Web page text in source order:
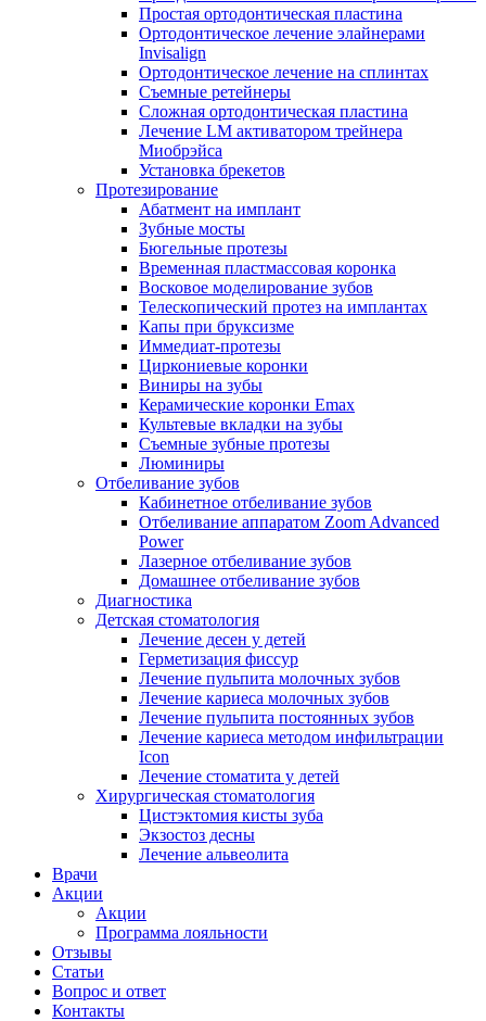
Простая ортодонтическая пластина
Ортодонтическое лечение элайнерами
Invisalign
Ортодонтическое лечение на сплинтах
Съемные ретейнеры
Сложная ортодонтическая пластина
Лечение LM активатором трейнера
Миобрэйса
Установка брекетов
Протезирование
Абатмент на имплант
Зубные мосты
Бюгельные протезы
Временная пластмассовая коронка
Восковое моделирование зубов
Телескопический протез на имплантах
Капы при бруксизме
Иммедиат-протезы
Циркониевые коронки
Виниры на зубы
Керамические коронки Emax
Культевые вкладки на зубы
Съемные зубные протезы
Люминиры
Отбеливание зубов
Кабинетное отбеливание зубов
Отбеливание аппаратом Zoom Advanced
Power
Лазерное отбеливание зубов
Домашнее отбеливание зубов
Диагностика
Детская стоматология
Лечение десен у детей
Герметизация фиссур
Лечение пульпита молочных зубов
Лечение кариеса молочных зубов
Лечение пульпита постоянных зубов
Лечение кариеса методом инфильтрации
Icon
Лечение стоматита у детей
Хирургическая стоматология
Цистэктомия кисты зуба
Экзостоз десны
Лечение альвеолита
Врачи
Акции
Акции
Программа лояльности
Отзывы
Статьи
Вопрос и ответ
Контакты